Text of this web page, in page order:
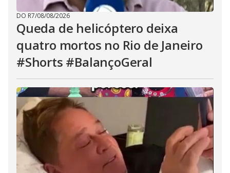
DO R7/08/08/2026
Queda de helicóptero deixa
quatro mortos no Rio de Janeiro
#Shorts #BalançoGeral